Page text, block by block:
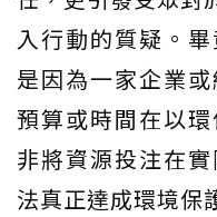
入行動的質疑。
是因為一家企業
預算或時間在以
非將資源投注在
法真正達成環境保